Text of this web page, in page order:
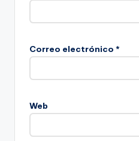
Correo electrónico *
Web